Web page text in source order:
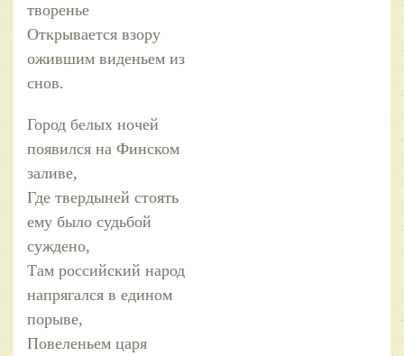
творенье
Открывается взору
ожившим виденьем из
снов.
Город белых ночей
появился на Финском
заливе,
Где твердыней стоять
ему было судьбой
суждено,
Там российский народ
напрягался в едином
порыве,
Повеленьем царя